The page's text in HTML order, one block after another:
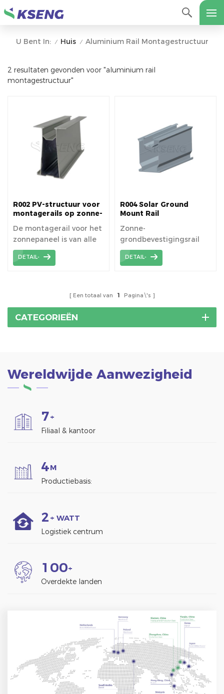
U Bent In: / Huis / Aluminium Rail Montagestructuur
2 resultaten gevonden voor "aluminium rail
montagestructuur"
R002 PV-structuur voor
montagerails op zonne-
De montagerail voor het
zonnepaneel is van alle
beugelmaterialen
hoogwaardige
levensduur van meer dan
25 jaar te garanderen.
DETAIL-
R004 Solar Ground
Mount Rail
Zonne-
grondbevestigingsrail
neemt geanodiseerde
aluminiumlegering aan.
DETAIL-
Een totaal van 1 Pagina\'s
CATEGORIEËN
Wereldwijde Aanwezigheid
7+
Filiaal & kantoor
4M
Productiebasis:
2 + WATT
Logistiek centrum
1 00+
Overdekte landen